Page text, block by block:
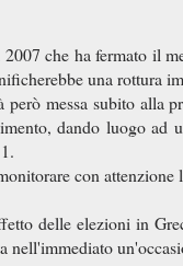
che ha fermato il
una rottura
però messa subito alla
dando luogo ad
con
delle elezioni in
nell'immediato